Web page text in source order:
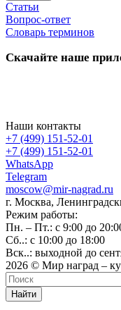
Статьи
Вопрос-ответ
Словарь терминов
Скачайте наше
Наши контакты
+7 (499) 151-52-01
+7 (499) 151-52-01
WhatsApp
Telegram
moscow@mir-nagrad.ru
г. Москва,
Режим работы:
Пн. – Пт.: с 9:00 до
Сб..: с 10:00 до 18:00
Вск..: выходной до
2026 © Мир наград –
Найти